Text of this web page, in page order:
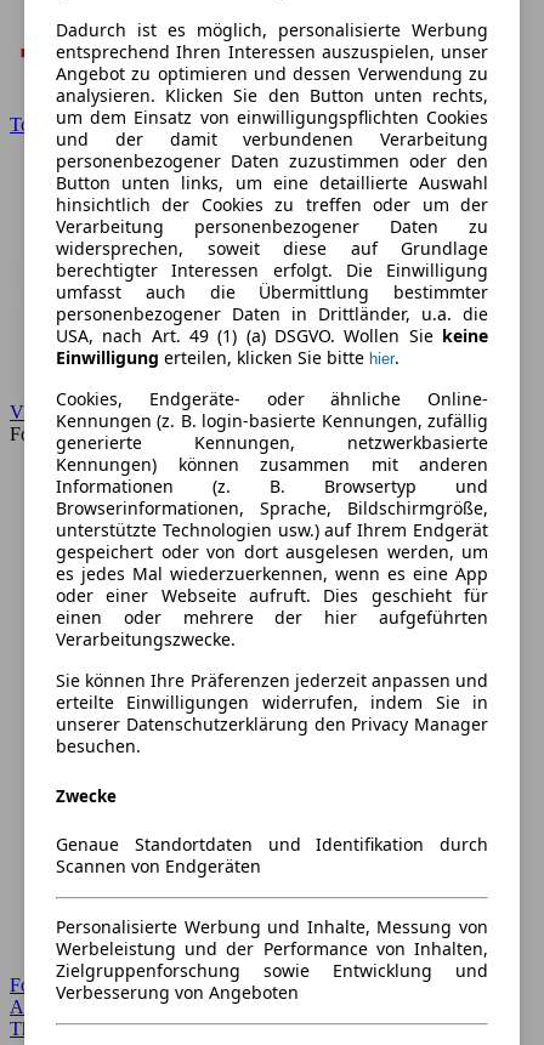
Toyota
VW
Forum
Forum Startseite
Alle Auto-Foren
Themen-Forum
Dadurch ist es möglich, personalisierte Werbung
entsprechend Ihren Interessen auszuspielen, unser
Angebot zu optimieren und dessen Verwendung zu
analysieren. Klicken Sie den Button unten rechts,
um dem Einsatz von einwilligungspflichten Cookies
und der damit verbundenen Verarbeitung
personenbezogener Daten zuzustimmen oder den
Button unten links, um eine detaillierte Auswahl
hinsichtlich der Cookies zu treffen oder um der
Verarbeitung personenbezogener Daten zu
widersprechen, soweit diese auf Grundlage
berechtigter Interessen erfolgt. Die Einwilligung
umfasst auch die Übermittlung bestimmter
personenbezogener Daten in Drittländer, u.a. die
USA, nach Art. 49 (1) (a) DSGVO. Wollen Sie keine
Einwilligung erteilen, klicken Sie bitte hier.
Cookies, Endgeräte- oder ähnliche Online-
Kennungen (z. B. login-basierte Kennungen, zufällig
generierte Kennungen, netzwerkbasierte
Kennungen) können zusammen mit anderen
Informationen (z. B. Browsertyp und
Browserinformationen, Sprache, Bildschirmgröße,
unterstützte Technologien usw.) auf Ihrem Endgerät
gespeichert oder von dort ausgelesen werden, um
es jedes Mal wiederzuerkennen, wenn es eine App
oder einer Webseite aufruft. Dies geschieht für
einen oder mehrere der hier aufgeführten
Verarbeitungszwecke.
Sie können Ihre Präferenzen jederzeit anpassen und
erteilte Einwilligungen widerrufen, indem Sie in
unserer Datenschutzerklärung den Privacy Manager
besuchen.
Zwecke
Genaue Standortdaten und Identifikation durch
Scannen von Endgeräten
Personalisierte Werbung und Inhalte, Messung von
Werbeleistung und der Performance von Inhalten,
Zielgruppenforschung sowie Entwicklung und
Verbesserung von Angeboten